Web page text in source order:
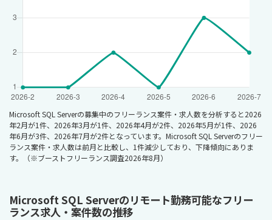
Microsoft SQL Serverの募集中のフリーランス案件・求人数を分析すると2026
年2月が1件、2026年3月が1件、2026年4月が2件、2026年5月が1件、2026
年6月が3件、2026年7月が2件となっています。Microsoft SQL Serverのフリー
ランス案件・求人数は前月と比較し、1件減少しており、下降傾向にありま
す。（※ブーストフリーランス調査2026年8月）
Microsoft SQL Serverのリモート勤務可能なフリー
ランス求人・案件数の推移